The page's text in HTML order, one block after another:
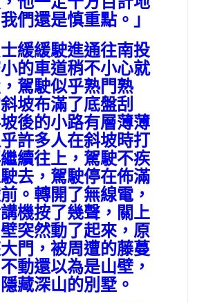
們還是慎重點。」
緩緩駛進通往南投
的車道稍不小心就
駕駛似乎熟門熟
坡布滿了底盤刮
後的小路有層薄薄
許多人在斜坡時打
續往上，駕駛不疾
去，駕駛停在佈滿
。轉開了無線電，
機按了幾聲，關上
突然動了起來，原
門，被周遭的藤蔓
動還以為是山壁，
藏深山的別墅。